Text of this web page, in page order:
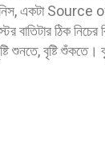
জিনিস, একটা
বাতিটার ঠিক
শুনতে, বৃষ্টি